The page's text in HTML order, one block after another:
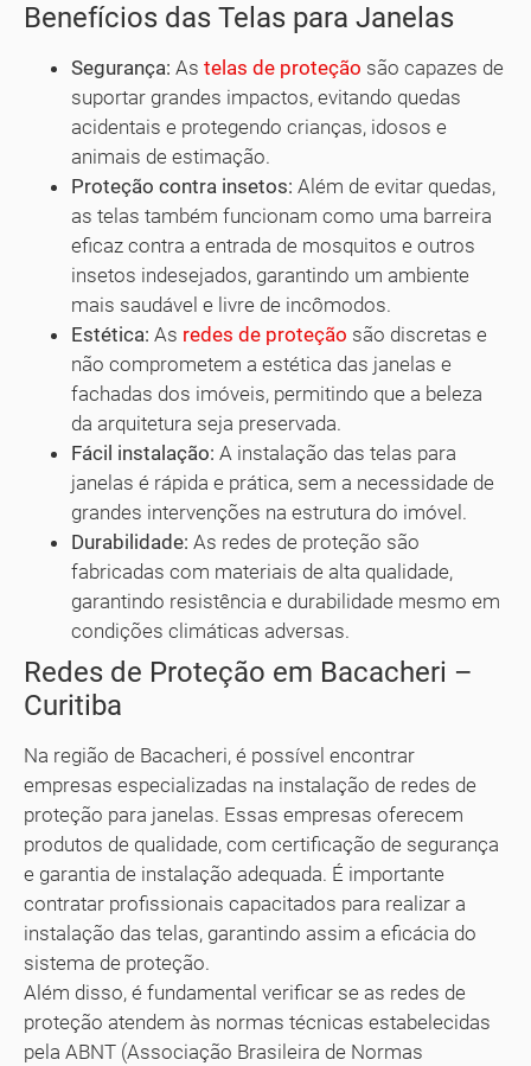
Benefícios das Telas para Janelas
Segurança: As telas de proteção são capazes de
suportar grandes impactos, evitando quedas
acidentais e protegendo crianças, idosos e
animais de estimação.
Proteção contra insetos: Além de evitar quedas,
as telas também funcionam como uma barreira
eficaz contra a entrada de mosquitos e outros
insetos indesejados, garantindo um ambiente
mais saudável e livre de incômodos.
Estética: As redes de proteção são discretas e
não comprometem a estética das janelas e
fachadas dos imóveis, permitindo que a beleza
da arquitetura seja preservada.
Fácil instalação: A instalação das telas para
janelas é rápida e prática, sem a necessidade de
grandes intervenções na estrutura do imóvel.
Durabilidade: As redes de proteção são
fabricadas com materiais de alta qualidade,
garantindo resistência e durabilidade mesmo em
condições climáticas adversas.
Redes de Proteção em Bacacheri –
Curitiba
Na região de Bacacheri, é possível encontrar
empresas especializadas na instalação de redes de
proteção para janelas. Essas empresas oferecem
produtos de qualidade, com certificação de segurança
e garantia de instalação adequada. É importante
contratar profissionais capacitados para realizar a
instalação das telas, garantindo assim a eficácia do
sistema de proteção.
Além disso, é fundamental verificar se as redes de
proteção atendem às normas técnicas estabelecidas
pela ABNT (Associação Brasileira de Normas